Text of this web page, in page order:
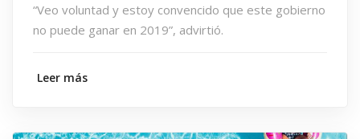
“Veo voluntad y estoy convencido que este gobierno
no puede ganar en 2019”, advirtió.
Leer más